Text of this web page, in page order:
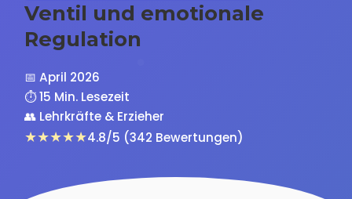
Ventil und emotionale
Regulation
📅 April 2026
⏱️ 15 Min. Lesezeit
👥 Lehrkräfte & Erzieher
★★★★★4.8/5 (342 Bewertungen)